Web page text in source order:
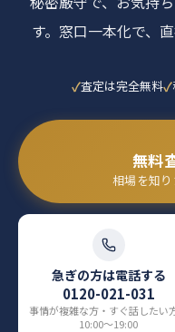
す。窓口一本化で、
査定は完全無料
無料
相場を知
急ぎの方は電話する
0120-021-031
事情が複雑な方・すぐ話したい
10:00〜19:00